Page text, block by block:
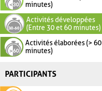
minutes)
Activités développées
(Entre 30 et 60 minutes)
Activités élaborées (> 60
minutes)
PARTICIPANTS